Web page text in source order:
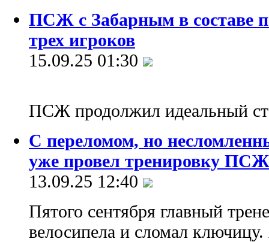
ПСЖ с Забарным в составе
трех игроков
15.09.25 01:30
ПСЖ продолжил идеальный
С переломом, но
уже провел тренировку ПСЖ
13.09.25 12:40
Пятого сентября главный
велосипела и сломал